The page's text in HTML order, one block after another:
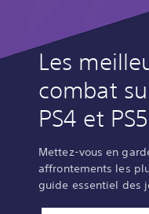
Les
combat
PS4 et PS5
Mettez-vous en
affrontements les
guide essentiel des